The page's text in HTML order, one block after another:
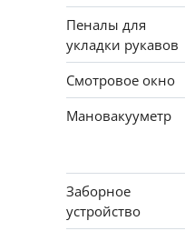
Пеналы для
укладки рукавов
Смотровое окно
Мановакууметр
Заборное
устройство